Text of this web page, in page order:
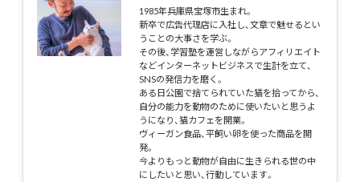
1985年兵庫県宝塚市生まれ。
新卒で広告代理店に入社し、文章で魅せるとい
うことの大事さを学ぶ。
その後、学習塾を運営しながらアフィリエイト
などインターネットビジネスで生計を立て、
SNSの発信力を磨く。
ある日公園で捨てられていた猫を拾ってから、
自分の能力を動物のために使いたいと思うよ
うになり、猫カフェを開業。
ヴィーガン食品、平飼い卵を使った商品を開
発。
今よりもっと動物が自由に生きられる世の中
にしたいと思い、行動しています。